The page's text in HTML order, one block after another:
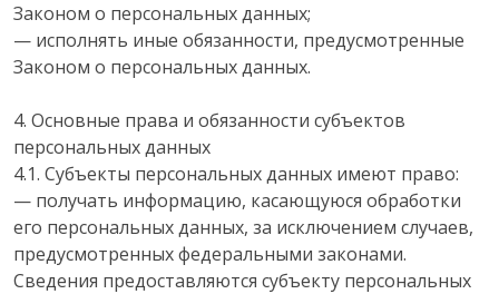
Законом о персональных данных;
— исполнять иные обязанности, предусмотренные
Законом о персональных данных.
4. Основные права и обязанности субъектов
персональных данных
4.1. Субъекты персональных данных имеют право:
— получать информацию, касающуюся обработки
его персональных данных, за исключением случаев,
предусмотренных федеральными законами.
Сведения предоставляются субъекту персональных